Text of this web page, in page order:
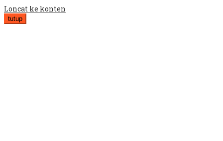
Loncat ke konten
tutup